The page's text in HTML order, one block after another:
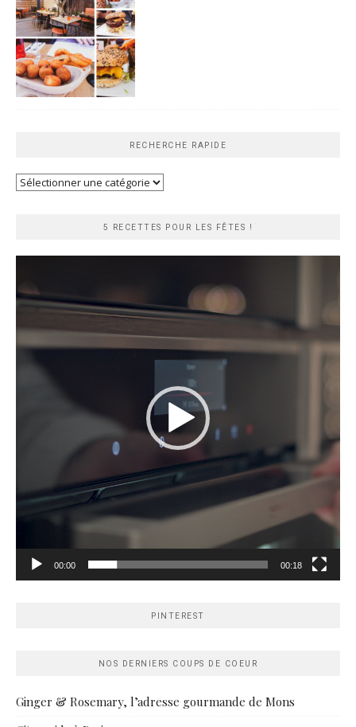
RECHERCHE RAPIDE
Recherche
5 RECETTES POUR LES FÊTES !
00:00 00:18
PINTEREST
NOS DERNIERS COUPS DE COEUR
Ginger & Rosemary, l’adresse gourmande de Mons